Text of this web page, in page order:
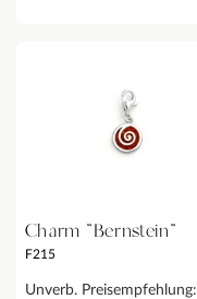
Charm "Bernstein"
F215
Unverb. Preisempfehlung: